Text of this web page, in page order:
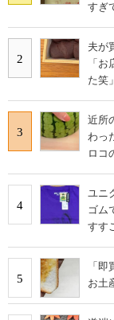
すぎ
2
夫が
「
た笑
3
近所
わっ
ロコ
4
ユニ
ゴム
すす
5
「
お土